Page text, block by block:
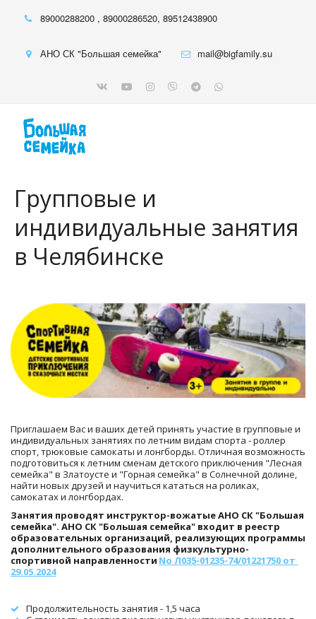
89000288200 , 89000286520, 89512438900
АНО СК "Большая семейка" mail@bigfamily.su
Групповые и
индивидуальные занятия
в Челябинске
Приглашаем Вас и ваших детей принять участие в групповые и
индивидуальных занятиях по летним видам спорта - роллер
спорт, трюковые самокаты и лонгборды. Отличная возможность
подготовиться к летним сменам детского приключения "Лесная
семейка" в Златоусте и "Горная семейка" в Солнечной долине,
найти новых друзей и научиться кататься на роликах,
самокатах и лонгбордах.
Занятия проводят инструктор-вожатые АНО СК "Большая
семейка". АНО СК "Большая семейка" входит в реестр
образовательных организаций, реализующих программы
дополнительного образования физкультурно-
спортивной направленности No Л035-01235-74/01221750 от
29.05.2024
Продолжительность занятия - 1,5 часа